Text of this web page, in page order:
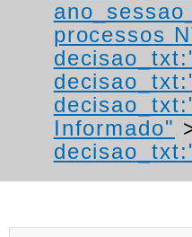
processos
Informado"